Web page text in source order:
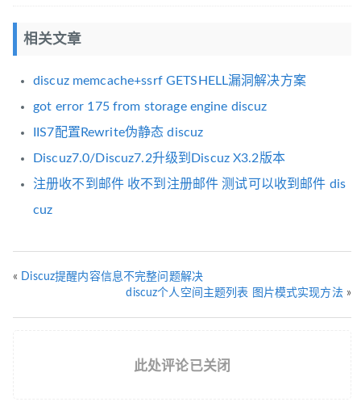
相关文章
discuz memcache+ssrf GETSHELL漏洞解决方案
got error 175 from storage engine discuz
IIS7配置Rewrite伪静态 discuz
Discuz7.0/Discuz7.2升级到Discuz X3.2版本
注册收不到邮件 收不到注册邮件 测试可以收到邮件 dis
cuz
« Discuz提醒内容信息不完整问题解决
discuz个人空间主题列表 图片模式实现方法»
此处评论已关闭